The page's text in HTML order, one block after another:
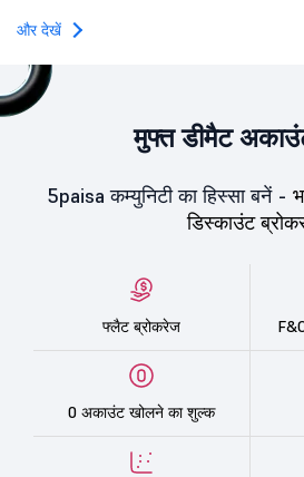
और देखें
मुफ्त डीमैट
5paisa कम्युनिटी का हिस्सा बनें -
डिस्काउंट
फ्लैट ब्रोकरेज
0 अकाउंट खोलने का शुल्क